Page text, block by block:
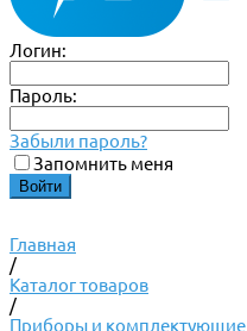
Логин:
Пароль:
Забыли пароль?
Запомнить меня
Главная
/
Каталог товаров
/
Приборы и комплектующие